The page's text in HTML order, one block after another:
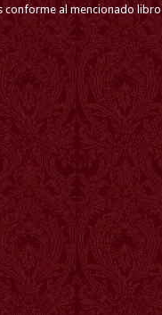
conforme al mencionado